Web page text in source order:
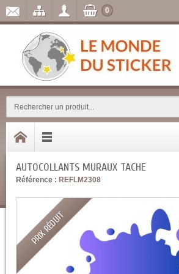
0
AUTOCOLLANTS MURAUX TACHE
Référence : REFLM2308
PRIX RÉDUIT